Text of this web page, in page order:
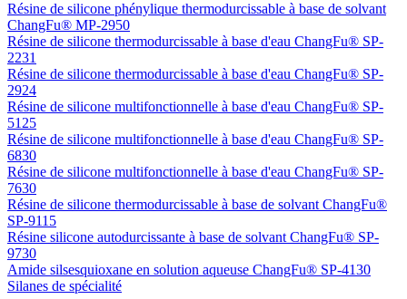
Résine de silicone phénylique thermodurcissable à base de solvant
ChangFu® MP-2950
Résine de silicone thermodurcissable à base d'eau ChangFu® SP-
2231
Résine de silicone thermodurcissable à base d'eau ChangFu® SP-
2924
Résine de silicone multifonctionnelle à base d'eau ChangFu® SP-
5125
Résine de silicone multifonctionnelle à base d'eau ChangFu® SP-
6830
Résine de silicone multifonctionnelle à base d'eau ChangFu® SP-
7630
Résine de silicone thermodurcissable à base de solvant ChangFu®
SP-9115
Résine silicone autodurcissante à base de solvant ChangFu® SP-
9730
Amide silsesquioxane en solution aqueuse ChangFu® SP-4130
Silanes de spécialité